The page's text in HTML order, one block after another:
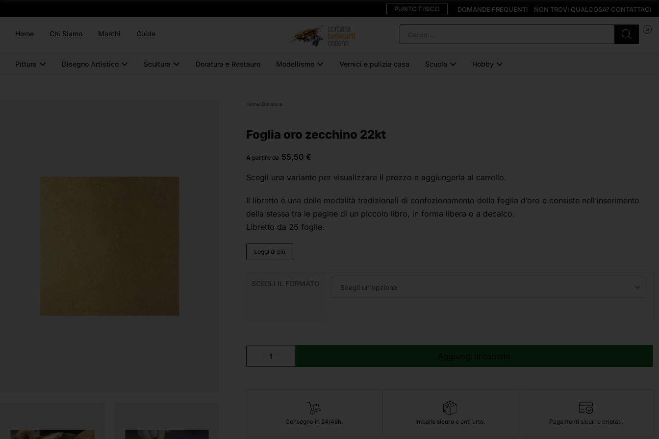
PUNTO FISICO DOMANDE FREQUENTI NON TROVI QUALCOSA? CONTATTACI
Home Chi Siamo Marchi Guide 0
Pittura Disegno Artistico Scultura Doratura e Restauro Modellismo Vernici e pulizia casa Scuola Hobby
Home› Doratura
Foglia oro zecchino 22kt
A partire da 55,50 €
Scegli una variante per visualizzare il prezzo e aggiungerla al carrello.
Il libretto è una delle modalità tradizionali di confezionamento della foglia d’oro e consiste nell’inserimento
della stessa tra le pagine di un piccolo libro, in forma libera o a decalco.
Libretto da 25 foglie.
Leggi di più
SCEGLI IL FORMATO
Consegne in 24/48h. Imballo sicuro e anti urto. Pagamenti sicuri e criptati.